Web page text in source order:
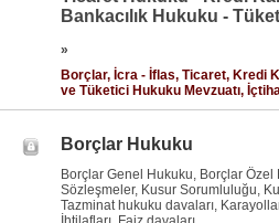
Bankacılık Hukuku -
»
Borçlar, İcra - İflas, Ticaret, Kredi
ve Tüketici Hukuku Mevzuatı,
Borçlar Hukuku
Borçlar Genel Hukuku, Borçlar Özel
Sözleşmeler, Kusur Sorumluluğu,
Tazminat hukuku davaları,